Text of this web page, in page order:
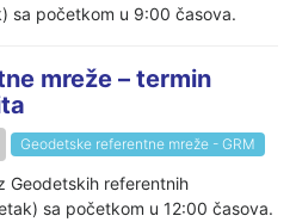
sa početkom u 9:00 časova.
mreže – termin
Geodetske referentne mreže - GRM
Geodetskih referentnih
sa početkom u 12:00 časova.